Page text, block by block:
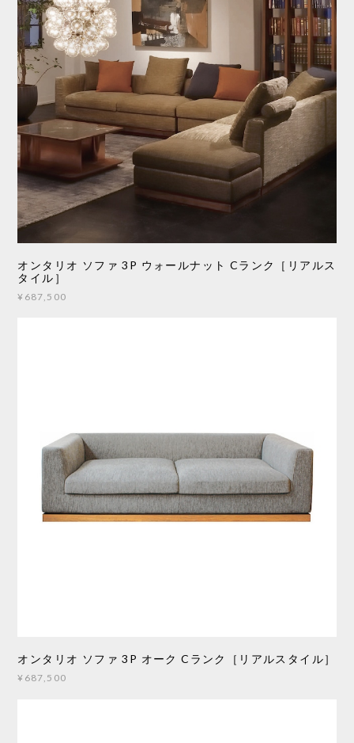
オンタリオ ソファ 3P ウォールナット Cランク［リアルス
タイル］
¥687,500
オンタリオ ソファ 3P オーク Cランク［リアルスタイル］
¥687,500